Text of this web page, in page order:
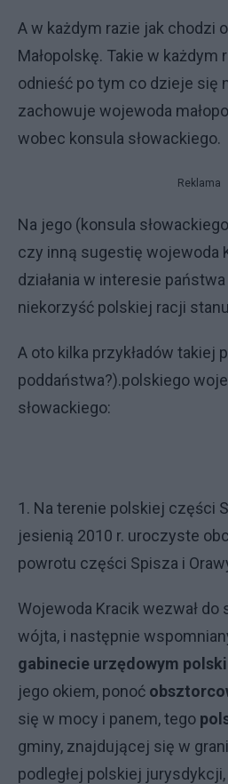
A w każdym razie jak chodzi
Małopolskę. Takie w każdym
odnieść po tym co dzieje się
zachowuje wojewoda
wobec konsula słowackiego.
Reklama
Na jego (konsula
czy inną sugestię wojewoda
działania w interesie państwa
niekorzyść polskiej racji
A oto kilka przykładów takiej
poddaństwa?).polskiego
słowackiego:
1. Na terenie polskiej części
jesienią 2010 r. uroczyste
powrotu części Spisza i
Wojewoda Kracik wezwał
wójta, i następnie
gabinecie urzędowym
jego okiem, ponoć
się w mocy i panem, tego
gminy, znajdującej się w
podległej polskiej